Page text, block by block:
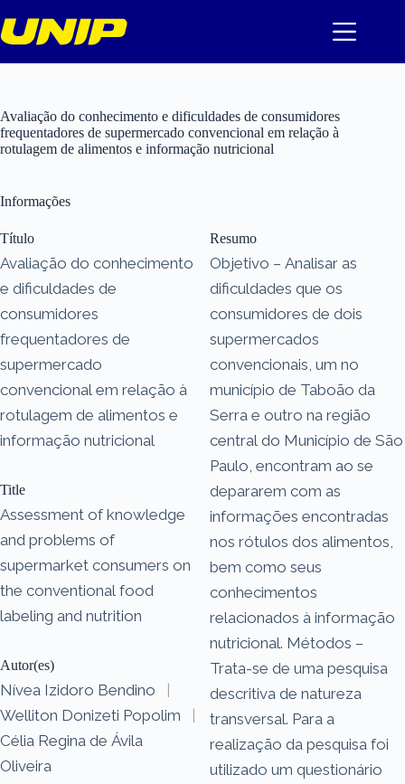
para
o
Avaliação do conhecimento e dificuldades de consumidores
frequentadores de supermercado convencional em relação à
rotulagem de alimentos e informação nutricional
Informações
Título
Avaliação do conhecimento
e dificuldades de
consumidores
frequentadores de
supermercado
convencional em relação à
rotulagem de alimentos e
informação nutricional
Title
Assessment of knowledge
and problems of
supermarket consumers on
the conventional food
labeling and nutrition
Autor(es)
Nívea Izidoro Bendino
|
Welliton Donizeti Popolim
|
Célia Regina de Ávila
Oliveira
Resumo
Objetivo – Analisar as
dificuldades que os
consumidores de dois
supermercados
convencionais, um no
município de Taboão da
Serra e outro na região
central do Município de São
Paulo, encontram ao se
depararem com as
informações encontradas
nos rótulos dos alimentos,
bem como seus
conhecimentos
relacionados à informação
nutricional. Métodos –
Trata-se de uma pesquisa
descritiva de natureza
transversal. Para a
realização da pesquisa foi
utilizado um questionário